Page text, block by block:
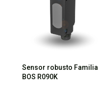
Sensor robusto Familia
BOS R090K